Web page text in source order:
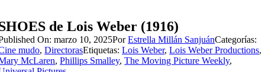
de Lois Weber (1916)
On: marzo 10, 2025PorEstrella Millán SanjuánCategorías:
mudo,DirectorasEtiquetas:Lois Weber,Lois Weber Productions,
McLaren,Phillips Smalley,The Moving Picture Weekly,